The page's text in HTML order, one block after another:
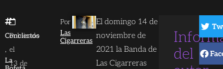
Conciertos
,
La
Publicado
el
13 de
Por
Las
Cigarreras
El domingo 14 de
noviembre de
2021 la Banda de
Las Cigarreras
del